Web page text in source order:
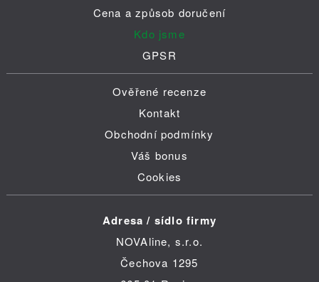
Cena a způsob doručení
Kdo jsme
GPSR
Ověřené recenze
Kontakt
Obchodní podmínky
Váš bonus
Cookies
Adresa / sídlo firmy
NOVAline, s.r.o.
Čechova 1295